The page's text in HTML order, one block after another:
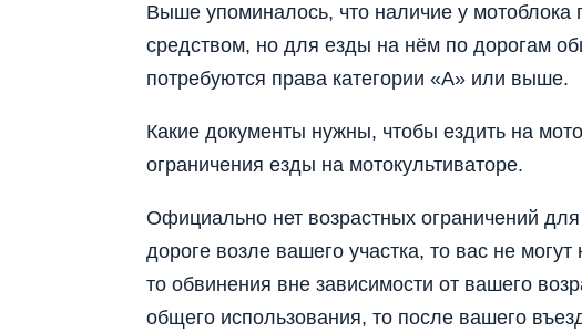
Выше упоминалось, что наличие у мотоблока
средством, но для езды на нём по дорогам
потребуются права категории «А» или выше.
Какие документы нужны, чтобы ездить на
ограничения езды на мотокультиваторе.
Официально нет возрастных ограничений
дороге возле вашего участка, то вас не
то обвинения вне зависимости от вашего
общего использования, то после вашего